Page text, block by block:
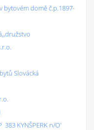
bytovém domě č.p.1897-
Slovácká
KYNŠPERK n/O'